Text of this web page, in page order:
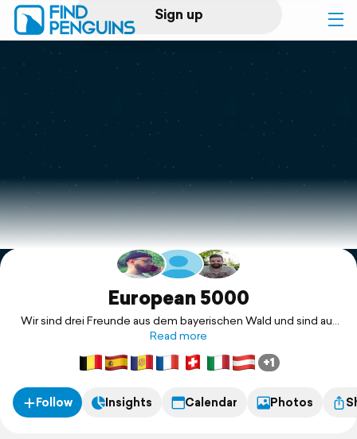
Sign up
Log in
Print a book
Flyover video
Explore
SupportEuropean 5000
Wir sind drei Freunde aus dem bayerischen Wald und sind auf
der Suche nach neuen Abenteuern. Daher nehmen wir an der
diesjährigen European 5000 teil und sammeln Spenden für die
Chamer Kinderkrebshilfe:
Read more
+1
Follow Insights Calendar Photos